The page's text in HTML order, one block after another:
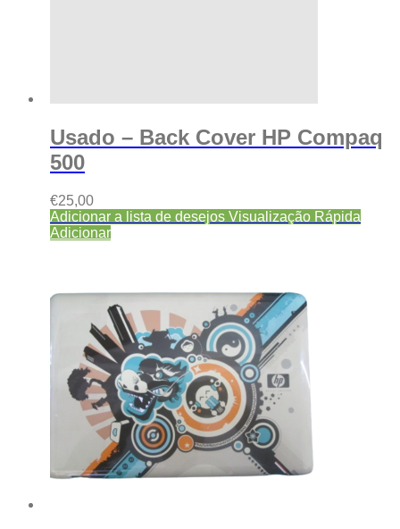
Usado – Back Cover HP Compaq
500
€25,00
Adicionar a lista de desejos Visualização Rápida
Adicionar